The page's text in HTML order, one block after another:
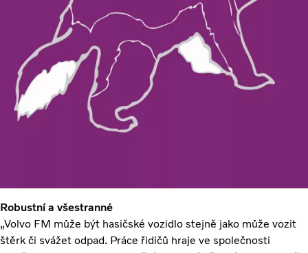
Robustní a všestranné
„Volvo FM může být hasičské vozidlo stejně jako může vozit
štěrk či svážet odpad. Práce řidičů hraje ve společnosti